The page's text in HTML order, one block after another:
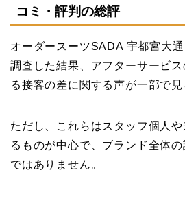
コミ・評判の総評
オーダースーツSADA 宇都宮大
調査した結果、アフターサービ
る接客の差に関する声が一部で見
ただし、これらはスタッフ個人
るものが中心で、ブランド全体
ではありません。